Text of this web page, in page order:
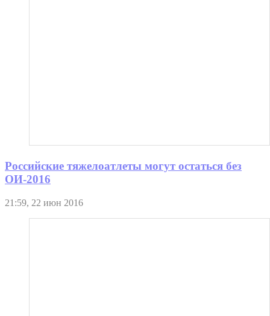
Российские тяжелоатлеты могут остаться без
ОИ-2016
21:59, 22 июн 2016